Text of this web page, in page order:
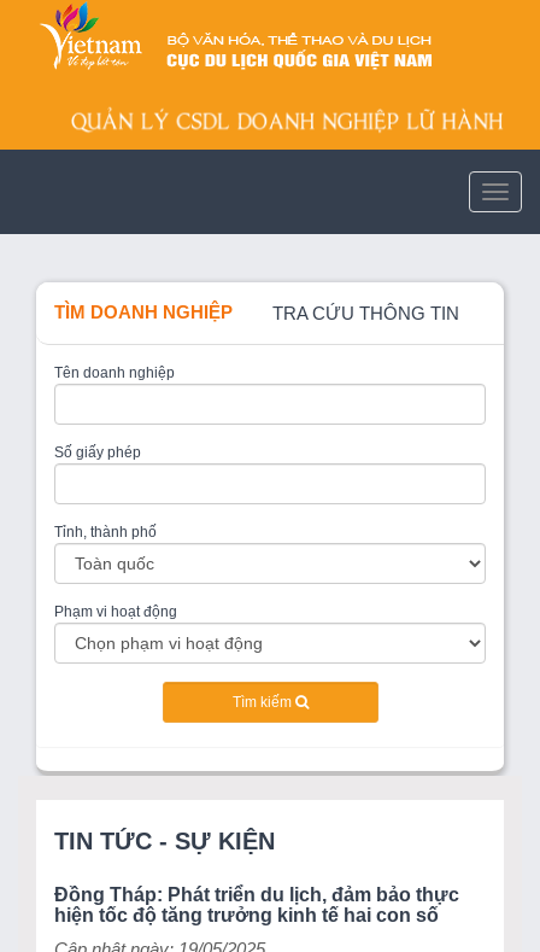
TÌM DOANH NGHIỆP TRA CỨU THÔNG TIN
Tên doanh nghiệp
Số giấy phép
Tỉnh, thành phố
Phạm vi hoạt động
Tìm kiếm
TIN TỨC - SỰ KIỆN
Đồng Tháp: Phát triển du lịch, đảm bảo thực
hiện tốc độ tăng trưởng kinh tế hai con số